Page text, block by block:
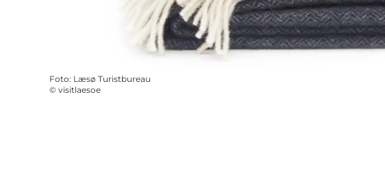
Foto: Læsø Turistbureau
© visitlaesoe